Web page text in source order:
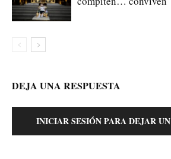
DEJA UNA RESPUESTA
INICIAR SESIÓN PARA DEJAR